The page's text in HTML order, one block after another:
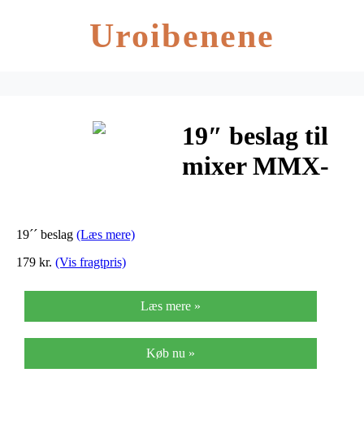
Uroibenene
19″ beslag til
mixer MMX-
19´´ beslag (Læs mere)
179 kr. (Vis fragtpris)
Læs mere »
Køb nu »